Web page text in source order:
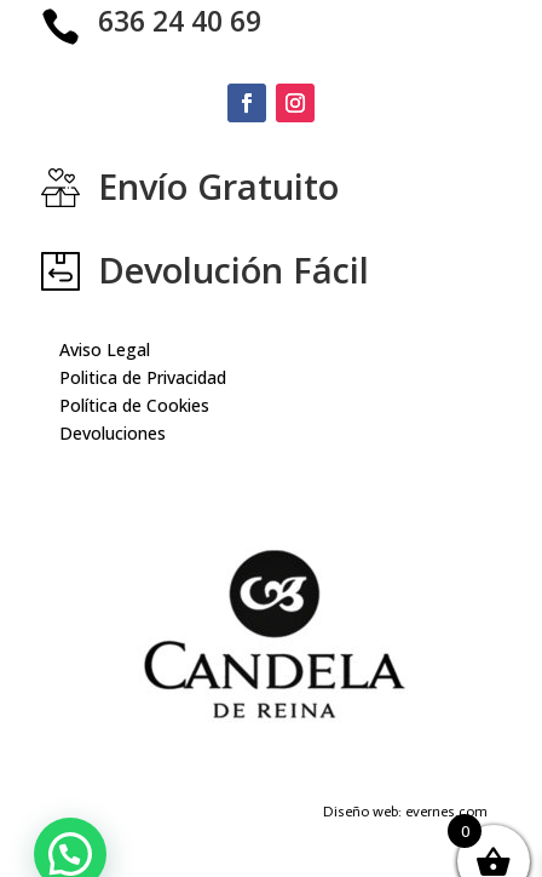
 636 24 40 69
Envío Gratuito
Devolución Fácil
Aviso Legal
Politica de Privacidad
Política de Cookies
Devoluciones
Diseño web: evernes.com
0